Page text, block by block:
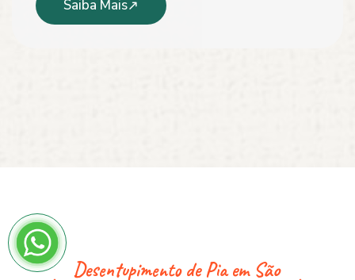
Saiba Mais
Desentupimento de Pia em São